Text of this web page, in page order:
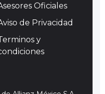
Oficiales
de Privacidad
y